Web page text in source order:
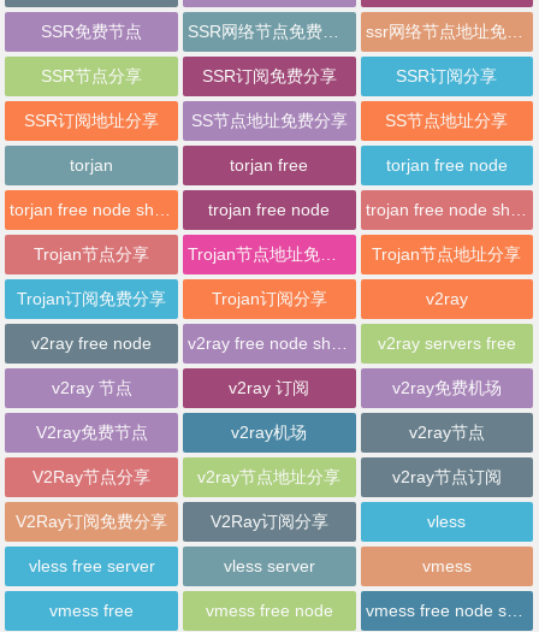
SSR免费节点
SSR节点分享 SSR订阅免费分享 SSR订阅分享
SSR订阅地址分享 SS节点地址免费分享 SS节点地址分享
torjan torjan free torjan free node
trojan free node
Trojan节点分享 Trojan节点地址分享
Trojan订阅免费分享 Trojan订阅分享 v2ray
v2ray free node v2ray servers free
v2ray 节点 v2ray 订阅 v2ray免费机场
V2ray免费节点 v2ray机场 v2ray节点
V2Ray节点分享 v2ray节点地址分享 v2ray节点订阅
V2Ray订阅免费分享 V2Ray订阅分享 vless
vless free server vless server vmess
vmess free vmess free node vmess free node sharing